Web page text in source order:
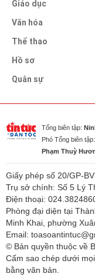
Giáo dục
Văn hóa
Thể thao
Hồ sơ
Quân sự
Tổng biên tập:
Phó Tổng biên tập:
Phạm Thuỳ
Giấy phép số 20/GP-
Trụ sở chính: Số 5 Lý
Điện thoại:
Phòng đại diện tại
Minh Khai, phường
Email:
© Bản quyền thuộc về
Cấm sao chép dưới
bằng văn bản.